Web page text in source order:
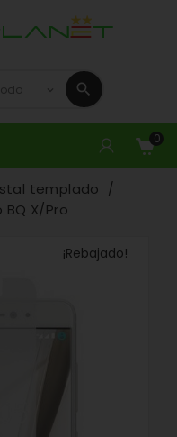
0
templado
X/Pro
¡Rebajado!